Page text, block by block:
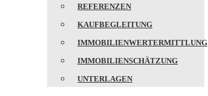
REFERENZEN
KAUFBEGLEITUNG
IMMOBILIENWERTERMITTLUNG
IMMOBILIENSCHÄTZUNG
UNTERLAGEN